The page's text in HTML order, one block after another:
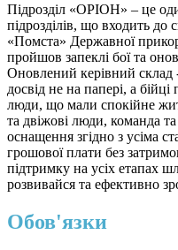
Підрозділ «ОРІОН» – це
підрозділів, що входить до
«Помста» Державної
пройшов запеклі бої та
Оновлений керівний
досвід не на папері, а
люди, що мали спокійне
та двіжові люди, команда
оснащення згідно з усіма
грошової плати без
підтримку на усіх етапах
розвивайся та ефективно
Обов'язки